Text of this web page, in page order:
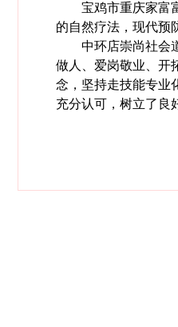
宝鸡市重庆家富富
的自然疗法，现代预
中环店崇尚社会道
做人、爱岗敬业、开
念，坚持走技能专业
充分认可，树立了良